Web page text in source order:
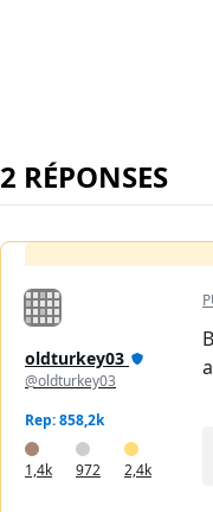
2 RÉPONSES
oldturkey03
@oldturkey03
Rep: 858,2k
1,4k 972 2,4k